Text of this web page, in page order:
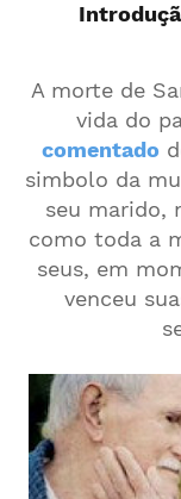
A morte de
vida do
comentado
simbolo da
seu marido,
como toda a
seus, em
venceu